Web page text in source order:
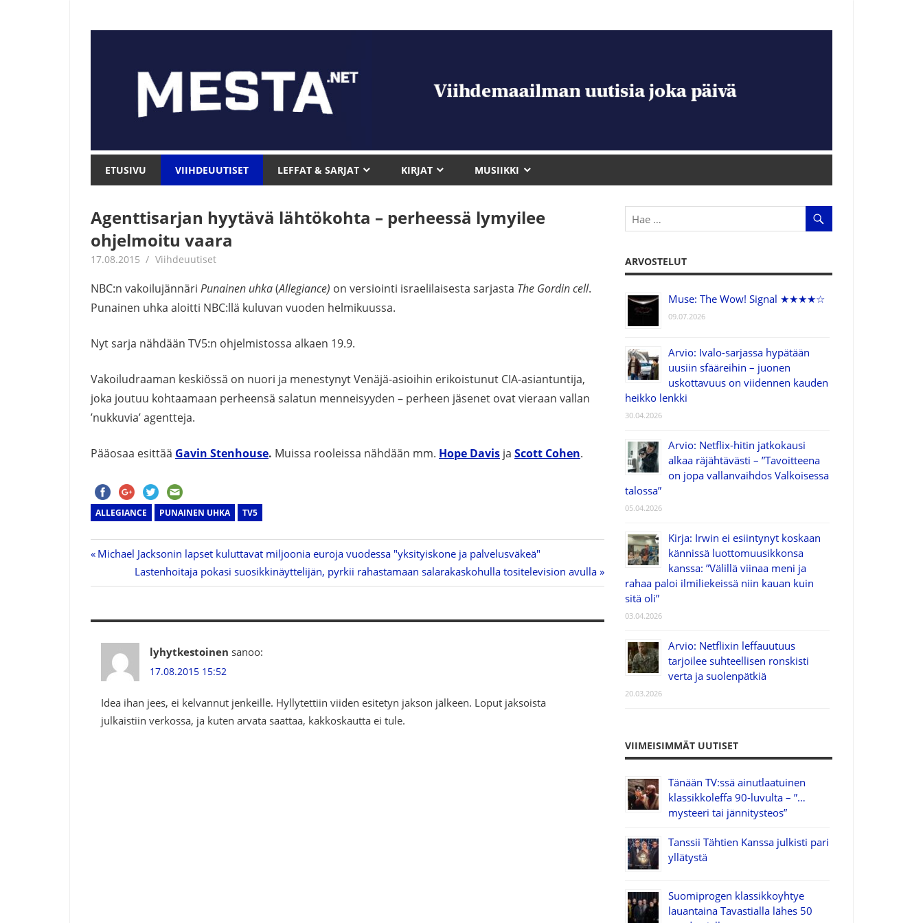
Mesta.net
ETUSIVU VIIHDEUUTISET LEFFAT & SARJAT KIRJAT MUSIIKKI
Agenttisarjan hyytävä lähtökohta – perheessä lymyilee
ohjelmoitu vaara
17.08.2015 mestanet
Viihdeuutiset
NBC:n vakoilujännäri Punainen uhka(Allegiance) on versiointi israelilaisesta sarjasta The Gordin cell.
Punainen uhka aloitti NBC:llä kuluvan vuoden helmikuussa.
Nyt sarja nähdään TV5:n ohjelmistossa alkaen 19.9.
Vakoiludraaman keskiössä on nuori ja menestynyt Venäjä-asioihin erikoistunut CIA-asiantuntija,
joka joutuu kohtaamaan perheensä salatun menneisyyden – perheen jäsenet ovat vieraan vallan
’nukkuvia’ agentteja.
Pääosaa esittää Gavin Stenhouse. Muissa rooleissa nähdään mm. Hope Davis ja Scott Cohen.
ALLEGIANCE PUNAINEN UHKA TV5
Artikkelien
Previous
Michael Jacksonin lapset kuluttavat miljoonia euroja vuodessa "yksityiskone ja palvelusväkeä"
Next
Post:
Lastenhoitaja pokasi suosikkinäyttelijän, pyrkii rahastamaan salarakaskohulla tositelevision avulla
lyhytkestoinen sanoo:
17.08.2015 15:52
Idea ihan jees, ei kelvannut jenkeille. Hyllytettiin viiden esitetyn jakson jälkeen. Loput jaksoista
julkaistiin verkossa, ja kuten arvata saattaa, kakkoskautta ei tule.
ARVOSTELUT
Muse: The Wow! Signal ★★★★☆
09.07.2026
Arvio: Ivalo-sarjassa hypätään
uusiin sfääreihin – juonen
uskottavuus on viidennen kauden
heikko lenkki
30.04.2026
Arvio: Netflix-hitin jatkokausi
alkaa räjähtävästi – ”Tavoitteena
on jopa vallanvaihdos Valkoisessa
talossa”
05.04.2026
Kirja: Irwin ei esiintynyt koskaan
kännissä luottomuusikkonsa
kanssa: ”Välillä viinaa meni ja
rahaa paloi ilmiliekeissä niin kauan kuin
sitä oli”
03.04.2026
Arvio: Netflixin leffauutuus
tarjoilee suhteellisen ronskisti
verta ja suolenpätkiä
20.03.2026
VIIMEISIMMÄT UUTISET
Tänään TV:ssä ainutlaatuinen
klassikkoleffa 90-luvulta – ”…
mysteeri tai jännitysteos”
Tanssii Tähtien Kanssa julkisti pari
yllätystä
Suomiprogen klassikkoyhtye
lauantaina Tavastialla lähes 50